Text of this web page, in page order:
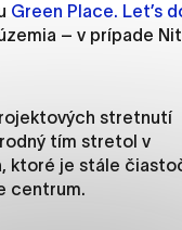
Green Place. Let’s
– v prípade
stretnutí
tím stretol v
ktoré je stále
centrum.
stránky
stránok stránku